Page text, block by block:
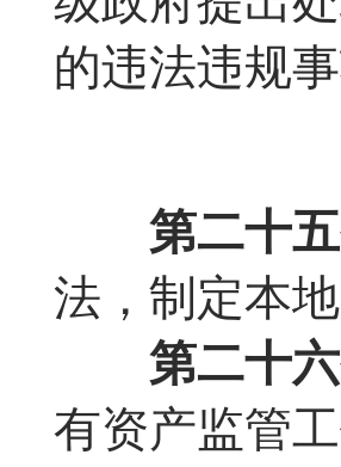
的违法违规
第二十
法，制定本
第二十
有资产监管